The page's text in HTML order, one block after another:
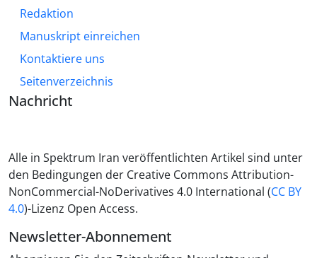
Redaktion
Manuskript einreichen
Kontaktiere uns
Seitenverzeichnis
Nachricht
Alle in Spektrum Iran veröffentlichten Artikel sind unter
den Bedingungen der Creative Commons Attribution-
NonCommercial-NoDerivatives 4.0 International (CC BY
4.0)-Lizenz Open Access.
Newsletter-Abonnement